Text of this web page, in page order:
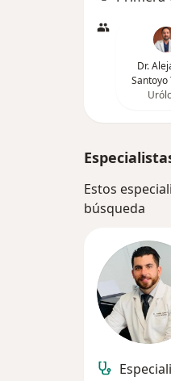
Dr.
Santoyo
Estos
búsqueda